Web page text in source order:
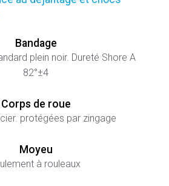
Bandage
plein noir. Dureté Shore A
82°±4
Corps de roue
protégées par zingage
Moyeu
à rouleaux